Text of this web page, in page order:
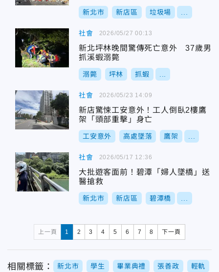
新北市 新店區 垃圾場
社會
新北坪林晚間驚傳死亡意外 37歲男
抓溪蝦溺斃
溺斃 坪林 抓蝦
2026/05/27 00:13
社會
新店驚悚工安意外！工人倒臥2樓鷹
架「頭部重擊」身亡
工安意外 高處墜落 鷹架
2026/05/23 14:09
社會
大批遊客面前！碧潭「婦人墜橋」送
醫搶救
新北市 新店區 碧潭橋
2026/05/17 12:36
上一頁 1 2 3 4 5 6 7 8 下一頁
相關標籤： 新北市 學生 畢業典禮 張善政 輕軌